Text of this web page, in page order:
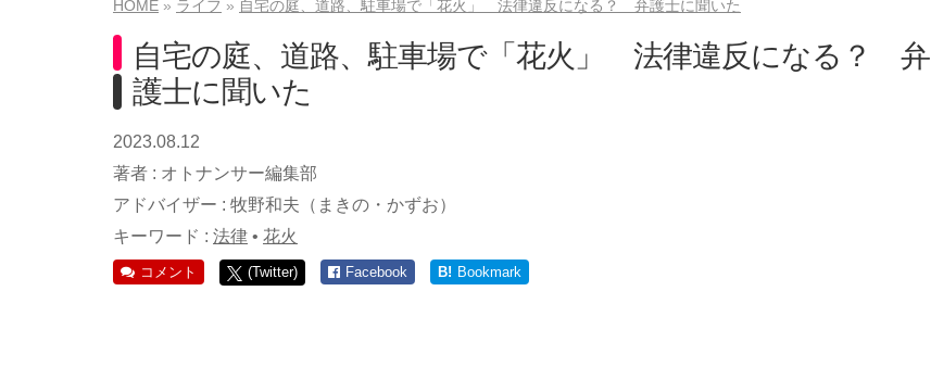
HOME ライフ 自宅の庭、道路、駐車場で「花火」 法律違反になる？ 弁護士に聞いた
自宅の庭、道路、駐車場で「花火」 法律違反になる？ 弁
護士に聞いた
2023.08.12
著者 : オトナンサー編集部
アドバイザー : 牧野和夫（まきの・かずお）
キーワード : 法律 • 花火
コメント (Twitter) Facebook B! Bookmark